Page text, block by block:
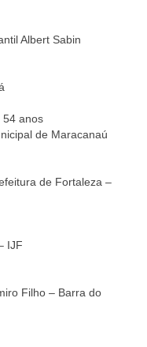
Albert Sabin
54 anos
de Maracanaú
de Fortaleza –
IJF
Filho – Barra do